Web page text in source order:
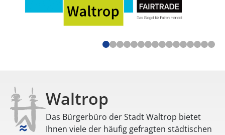
Waltrop
Das Bürgerbüro der Stadt Waltrop bietet
Ihnen viele der häufig gefragten städtischen